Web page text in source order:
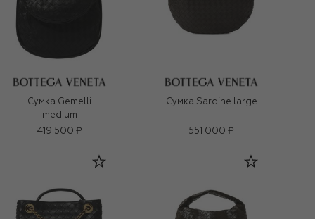
Сумка Gemelli
medium
419 500 ₽
Сумка Sardine large
551 000 ₽